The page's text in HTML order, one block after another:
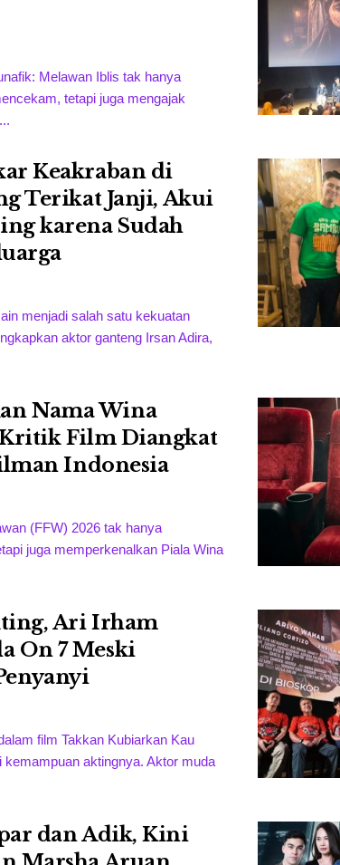
Melawan Iblis tak hanya
tetapi juga mengajak
Keakraban di
Terikat Janji, Akui
karena Sudah
menjadi salah satu kekuatan
aktor ganteng Irsan Adira,
Nama Wina
Film Diangkat
Indonesia
(FFW) 2026 tak hanya
juga memperkenalkan Piala Wina
Ari Irham
On 7 Meski
film Takkan Kubiarkan Kau
aktingnya. Aktor muda
dan Adik, Kini